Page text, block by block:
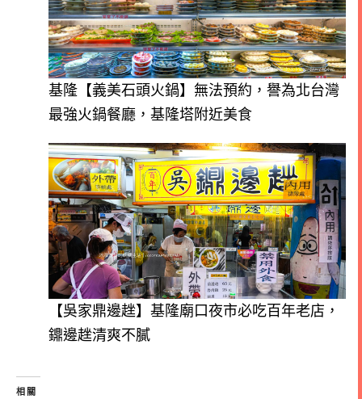
基隆【義美石頭火鍋】無法預約，譽為北台灣
最強火鍋餐廳，基隆塔附近美食
【吳家鼎邊趖】基隆廟口夜市必吃百年老店，
鐤邊趖清爽不膩
相關